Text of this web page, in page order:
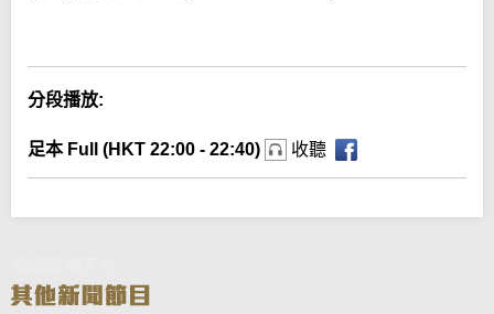
分段播放:
足本 Full (HKT 22:00 - 22:40) 收聽